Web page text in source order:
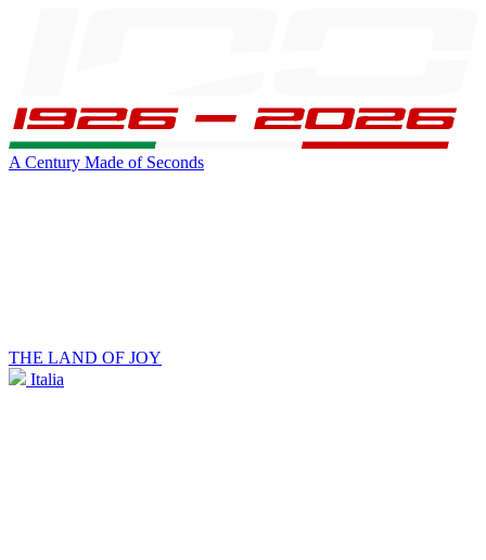
A Century Made of Seconds
THE LAND OF JOY
Italia